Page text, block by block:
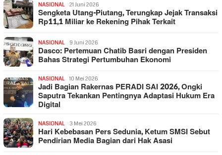
NASIONAL 21 Juni 2026
Sengketa Utang-Piutang, Terungkap Jejak Transaksi
Rp11,1 Miliar ke Rekening Pihak Terkait
NASIONAL 9 Juni 2026
Dasco: Pertemuan Chatib Basri dengan Presiden
Bahas Strategi Pertumbuhan Ekonomi
NASIONAL 10 Mei 2026
Jadi Bagian Rakernas PERADI SAI 2026, Ongki
Saputra Tekankan Pentingnya Adaptasi Hukum Era
Digital
NASIONAL 3 Mei 2026
Hari Kebebasan Pers Sedunia, Ketum SMSI Sebut
Pendirian Media Bagian dari Hak Asasi